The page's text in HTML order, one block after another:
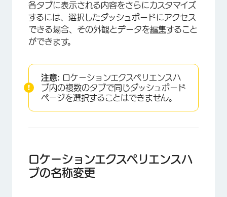
各タブに表示される内容をさらにカスタマイズ
するには、選択したダッシュボードにアクセス
できる場合、その外観とデータを編集すること
ができます。
注意: ロケーションエクスペリエンスハ
ブ内の複数のタブで同じダッシュボード
ページを選択することはできません。
ロケーションエクスペリエンスハ
ブの名称変更